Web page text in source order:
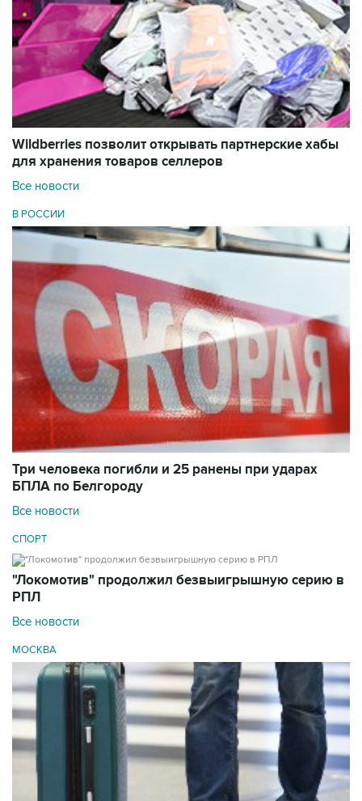
Wildberries позволит открывать партнерские хабы
для хранения товаров селлеров
Все новости
В РОССИИ
Три человека погибли и 25 ранены при ударах
БПЛА по Белгороду
Все новости
СПОРТ
"Локомотив" продолжил безвыигрышную серию в
РПЛ
Все новости
МОСКВА